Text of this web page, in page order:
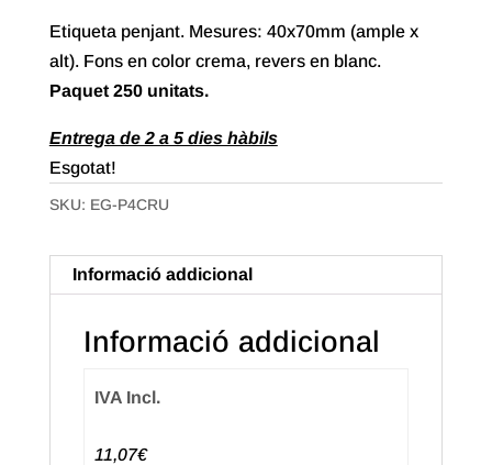
Etiqueta penjant. Mesures: 40x70mm (ample x
alt). Fons en color crema, revers en blanc.
Paquet 250 unitats.
Entrega de 2 a 5 dies hàbils
Esgotat!
SKU: EG-P4CRU
Informació addicional
Informació addicional
IVA Incl.
11,07€